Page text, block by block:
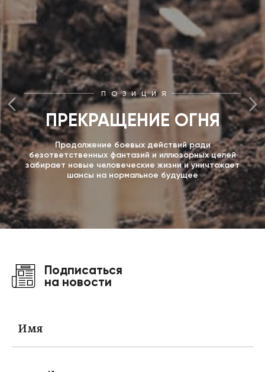
ПОЗИЦИЯ
ПРЕКРАЩЕНИЕ ОГНЯ
Продолжение боевых действий ради
безответственных фантазий и иллюзорных целей
забирает новые человеческие жизни и уничтожает
шансы на нормальное будущее
Подписаться
на новости